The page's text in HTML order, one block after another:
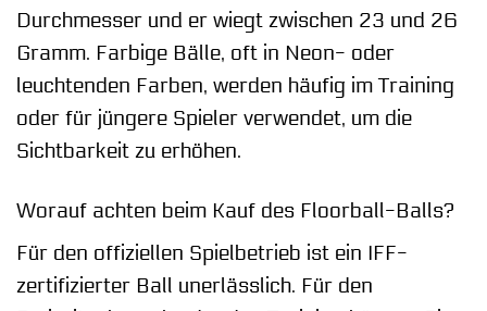
Durchmesser und er wiegt zwischen 23 und 26
Gramm. Farbige Bälle, oft in Neon- oder
leuchtenden Farben, werden häufig im Training
oder für jüngere Spieler verwendet, um die
Sichtbarkeit zu erhöhen.
Worauf achten beim Kauf des Floorball-Balls?
Für den offiziellen Spielbetrieb ist ein IFF-
zertifizierter Ball unerlässlich. Für den